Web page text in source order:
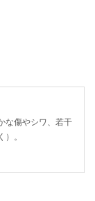
な傷やシワ、若干
。